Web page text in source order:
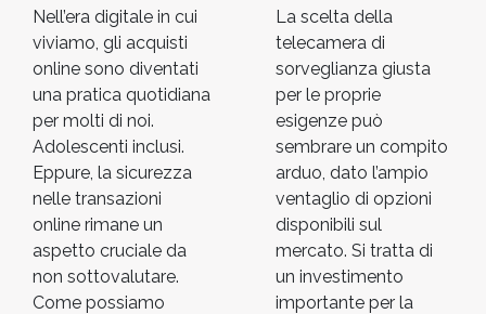
Nell’era digitale in cui
viviamo, gli acquisti
online sono diventati
una pratica quotidiana
per molti di noi.
Adolescenti inclusi.
Eppure, la sicurezza
nelle transazioni
online rimane un
aspetto cruciale da
non sottovalutare.
Come possiamo
La scelta della
telecamera di
sorveglianza giusta
per le proprie
esigenze può
sembrare un compito
arduo, dato l’ampio
ventaglio di opzioni
disponibili sul
mercato. Si tratta di
un investimento
importante per la